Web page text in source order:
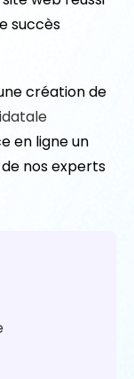
succès
création de
en ligne un
nos experts